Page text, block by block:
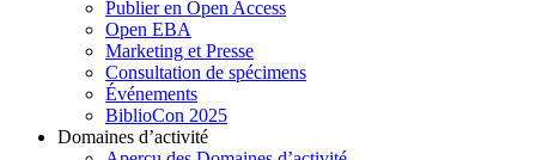
Publier en Open Access
Open EBA
Marketing et Presse
Consultation de spécimens
Événements
BiblioCon 2025
Domaines d’activité